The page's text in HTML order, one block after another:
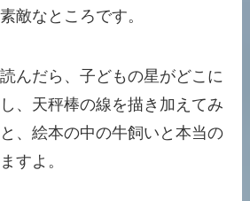
敵なところです。
んだら、子どもの星がどこに
、天秤棒の線を描き加えてみ
、絵本の中の牛飼いと本当の
すよ。